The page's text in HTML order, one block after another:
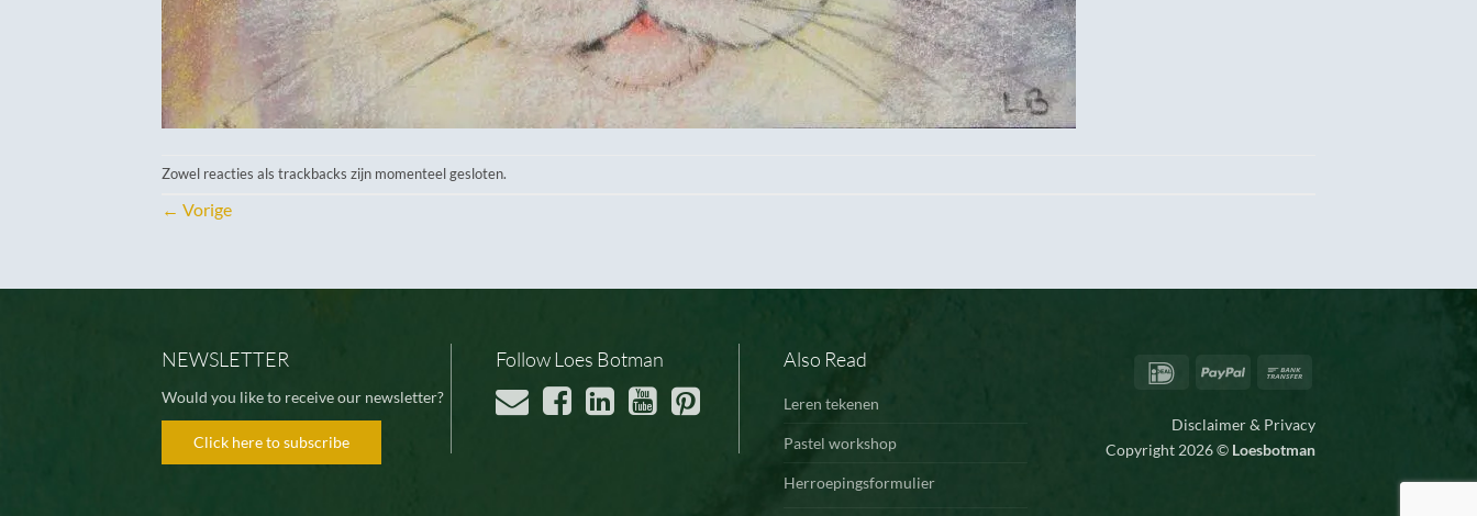
Zowel reacties als trackbacks zijn momenteel gesloten.
← Vorige
NEWSLETTER
Would you like to receive our newsletter?
Click here to subscribe
Follow Loes Botman Also Read
Leren tekenen
Pastel workshop
Herroepingsformulier
IDeal PayPal
Disclaimer & Privacy
Copyright 2026 © Loesbotman